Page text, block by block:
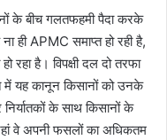
के बीच गलतफहमी पैदा करके
ही APMC समाप्त हो रही है,
रहा है। विपक्षी दल दो तरफा
में यह कानून किसानों को उनके
के साथ किसानों के
वे अपनी फसलों का अधिकतम